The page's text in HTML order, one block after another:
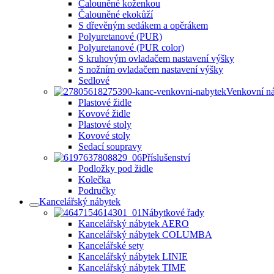
Čalouněné koženkou
Čalouněné ekokůží
S dřevěným sedákem a opěrákem
Polyuretanové (PUR)
Polyuretanové (PUR color)
S kruhovým ovladačem nastavení výšky
S nožním ovladačem nastavení výšky
Sedlové
Venkovní
Plastové židle
Kovové židle
Plastové stoly
Kovové stoly
Sedací soupravy
Příslušenství
Podložky pod židle
Kolečka
Područky
Kancelářský nábytek
Nábytkové řady
Kancelářský nábytek AERO
Kancelářský nábytek COLUMBA
Kancelářské sety
Kancelářský nábytek LINIE
Kancelářský nábytek TIME